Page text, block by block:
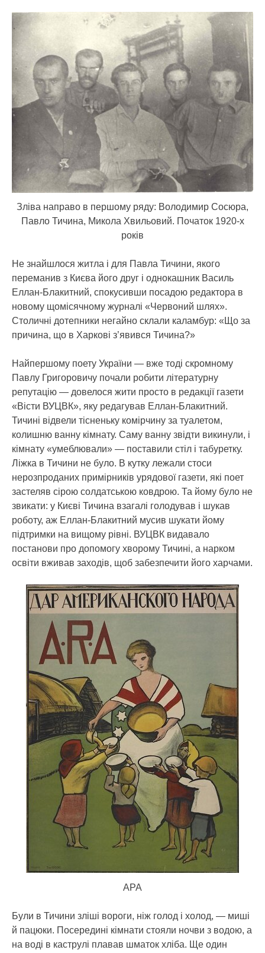
Зліва направо в першому ряду: Володимир Сосюра,
Павло Тичина, Микола Хвильовий. Початок 1920-х
років
Не знайшлося житла і для Павла Тичини, якого
переманив з Києва його друг і однокашник Василь
Еллан-Блакитний, спокусивши посадою редактора в
новому щомісячному журналі «Червоний шлях».
Столичні дотепники негайно склали каламбур: «Що за
причина, що в Харкові з’явився Тичина?»
Найпершому поету України — вже тоді скромному
Павлу Григоровичу почали робити літературну
репутацію — довелося жити просто в редакції газети
«Вісти ВУЦВК», яку редагував Еллан-Блакитний.
Тичині відвели тісненьку комірчину за туалетом,
колишню ванну кімнату. Саму ванну звідти викинули, і
кімнату «умеблювали» — поставили стіл і табуретку.
Ліжка в Тичини не було. В кутку лежали стоси
нерозпроданих примірників урядової газети, які поет
застеляв сірою солдатською ковдрою. Та йому було не
звикати: у Києві Тичина взагалі голодував і шукав
роботу, аж Еллан-Блакитний мусив шукати йому
підтримки на вищому рівні. ВУЦВК видавало
постанови про допомогу хворому Тичині, а нарком
освіти вживав заходів, щоб забезпечити його харчами.
АРА
Були в Тичини зліші вороги, ніж голод і холод, — миші
й пацюки. Посередині кімнати стояли ночви з водою, а
на воді в каструлі плавав шматок хліба. Ще один